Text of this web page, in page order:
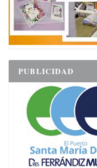
PUBLICIDAD